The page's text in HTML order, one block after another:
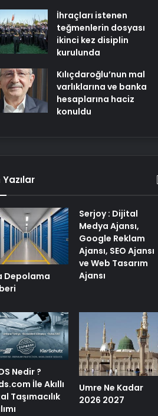
İhraçları istenen
teğmenlerin dosyası
ikinci kez disiplin
kurulunda
Kılıçdaroğlu’nun mal
varlıklarına ve banka
hesaplarına haciz
konuldu
Yazılar
Depolama
Serjoy : Dijital
Medya Ajansı,
Google Reklam
Ajansı, SEO Ajansı
ve Web Tasarım
Ajansı
Nedir ?
İle Akıllı
Taşımacılık
Umre Ne Kadar
2026 2027